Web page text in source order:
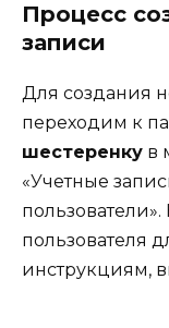
Процесс
записи
Для создания
переходим к
шестеренку в
«Учетные
пользователя
инструкциям,